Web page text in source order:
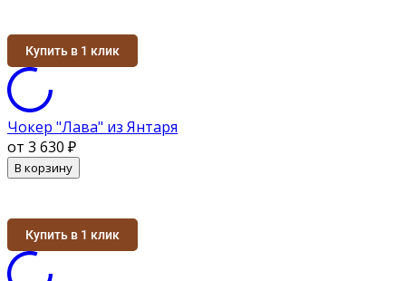
Купить в 1 клик
Чокер "Лава" из Янтаря
от 3 630 ₽
В корзину
Купить в 1 клик